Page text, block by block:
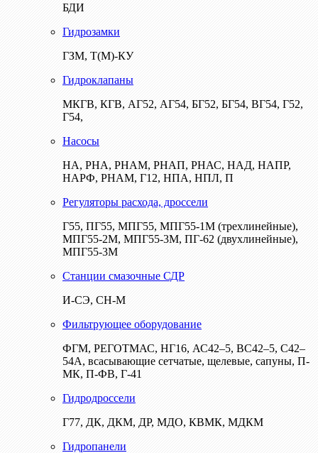
БДИ
Гидрозамки
ГЗМ, Т(М)-КУ
Гидроклапаны
МКГВ, КГВ, АГ52, АГ54, БГ52, БГ54, ВГ54, Г52,
Г54,
Насосы
НА, РНА, РНАМ, РНАП, РНАС, НАД, НАПР,
НАРФ, РНАМ, Г12, НПА, НПЛ, П
Регуляторы расхода, дроссели
Г55, ПГ55, МПГ55, МПГ55-1М (трехлинейные),
МПГ55-2М, МПГ55-3М, ПГ-62 (двухлинейные),
МПГ55-3М
Станции смазочные СДР
И-СЭ, СН-М
Фильтрующее оборудование
ФГМ, РЕГОТМАС, НГ16, АС42–5, ВС42–5, С42–
54А, всасывающие сетчатые, щелевые, сапуны, П-
МК, П-ФВ, Г-41
Гидродроссели
Г77, ДК, ДКМ, ДР, МДО, КВМК, МДКМ
Гидропанели